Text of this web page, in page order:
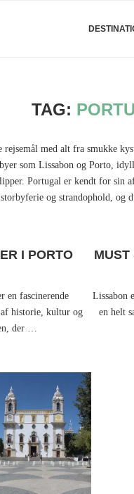
TAG:
rejsemål med alt fra smukke
som Lissabon og Porto,
Portugal er kendt for sin
og strandophold, og
I PORTO
en fascinerende
historie, kultur og
der …
Lissabon
en helt